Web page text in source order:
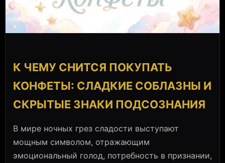
К ЧЕМУ СНИТСЯ ПОКУПАТЬ
КОНФЕТЫ: СЛАДКИЕ СОБЛАЗНЫ И
СКРЫТЫЕ ЗНАКИ ПОДСОЗНАНИЯ
В мире ночных грез сладости выступают
мощным символом, отражающим
эмоциональный голод, потребность в признании,